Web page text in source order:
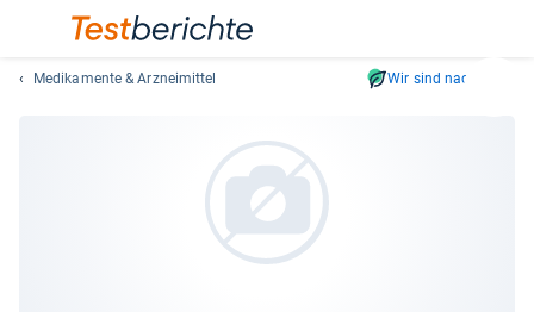
Medikamente & Arzneimittel Wir sind nachhaltig